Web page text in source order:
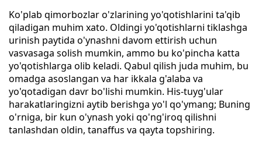
Ko'plab qimorbozlar o'zlarining yo'qotishlarini ta'qib
qiladigan muhim xato. Oldingi yo'qotishlarni tiklashga
urinish paytida o'ynashni davom ettirish uchun
vasvasaga solish mumkin, ammo bu ko'pincha katta
yo'qotishlarga olib keladi. Qabul qilish juda muhim, bu
omadga asoslangan va har ikkala g'alaba va
yo'qotadigan davr bo'lishi mumkin. His-tuyg'ular
harakatlaringizni aytib berishga yo'l qo'ymang; Buning
o'rniga, bir kun o'ynash yoki qo'ng'iroq qilishni
tanlashdan oldin, tanaffus va qayta topshiring.